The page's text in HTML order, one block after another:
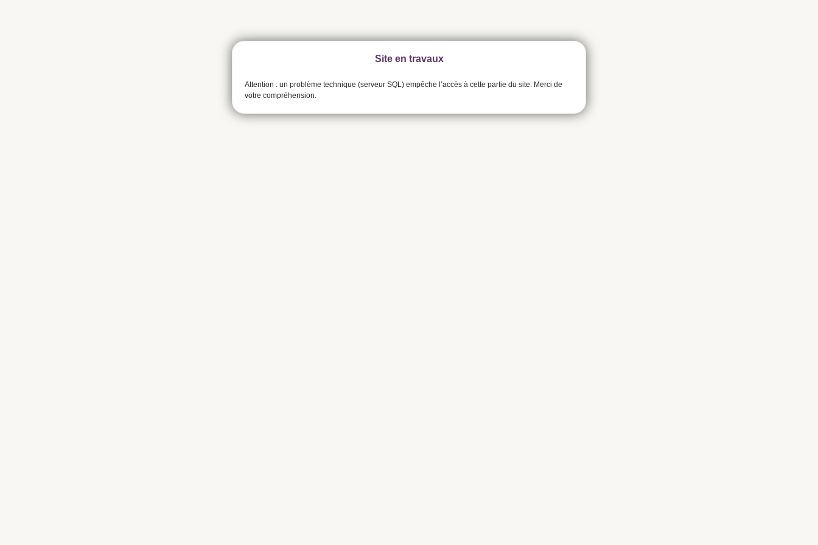
Site en travaux
Attention : un problème technique (serveur SQL) empêche l’accès à cette partie du site. Merci de
votre compréhension.